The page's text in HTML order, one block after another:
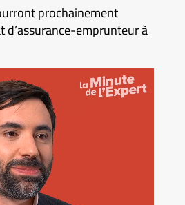
prochainement
d’assurance-emprunteur à